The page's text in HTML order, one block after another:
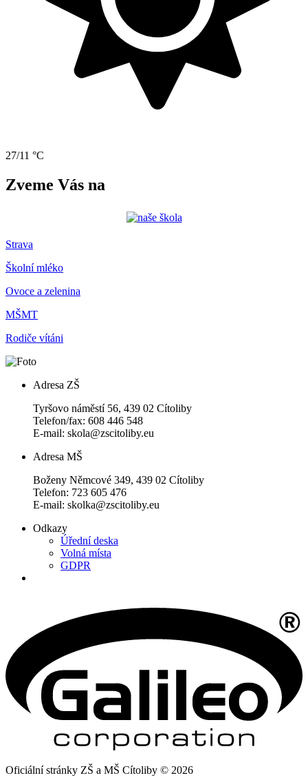
27/11 °C
Zveme Vás na
Strava
Školní mléko
Ovoce a zelenina
MŠMT
Rodiče vítáni
Adresa ZŠ
Tyršovo náměstí 56, 439 02 Cítoliby
Telefon/fax: 608 446 548
E-mail: skola@zscitoliby.eu
Adresa MŠ
Boženy Němcové 349, 439 02 Cítoliby
Telefon: 723 605 476
E-mail: skolka@zscitoliby.eu
Odkazy
Úřední deska
Volná místa
GDPR
Oficiální stránky ZŠ a MŠ Cítoliby © 2026